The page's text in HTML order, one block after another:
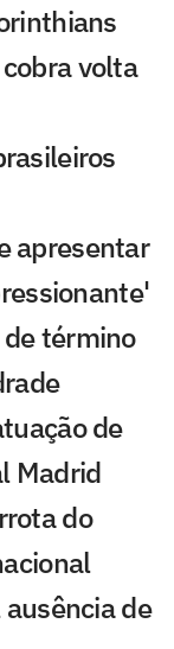
volta
apresentar
término
de
Madrid
do
de